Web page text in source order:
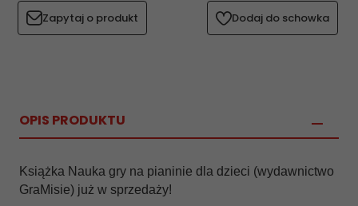
Zapytaj o produkt Dodaj do schowka
OPIS PRODUKTU
Książka Nauka gry na pianinie dla dzieci (wydawnictwo
GraMisie) już w sprzedaży!